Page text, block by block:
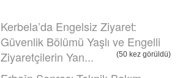
Kerbela’da Engelsiz Ziyaret:
Güvenlik Bölümü Yaşlı ve Engelli
Ziyaretçilerin Yan...
(50 kez görüldü)